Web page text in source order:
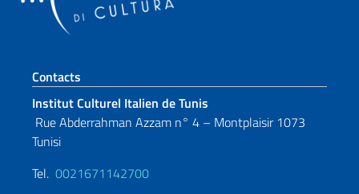
Section de pied de page
Contacts
Institut Culturel Italien de Tunis
Rue Abderrahman Azzam n° 4 – Montplaisir 1073
Tunisi
Tel. 0021671142700